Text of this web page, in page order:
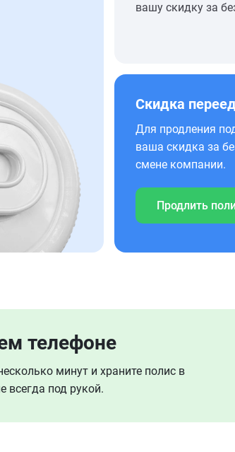
вашу скидку за
Скидка
Для продления
ваша скидка за
смене компании.
Продлить
телефоне
минут и храните полис в
всегда под рукой.